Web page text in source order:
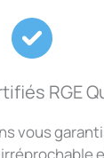
RGE
vous